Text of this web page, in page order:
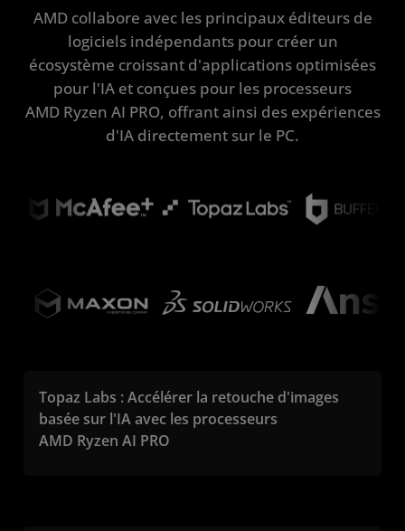
AMD collabore avec les principaux éditeurs de
logiciels indépendants pour créer un
écosystème croissant d'applications optimisées
pour l'IA et conçues pour les processeurs
AMD Ryzen AI PRO, offrant ainsi des expériences
d'IA directement sur le PC.
Topaz Labs : Accélérer la retouche d'images
basée sur l'IA avec les processeurs
AMD Ryzen AI PRO